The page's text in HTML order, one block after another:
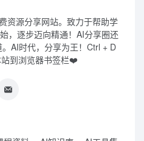
资源分享网站。致力于帮助学
，逐步迈向精通！AI分享圈还
AI时代，分享为王！Ctrl + D
到浏览器书签栏❤️